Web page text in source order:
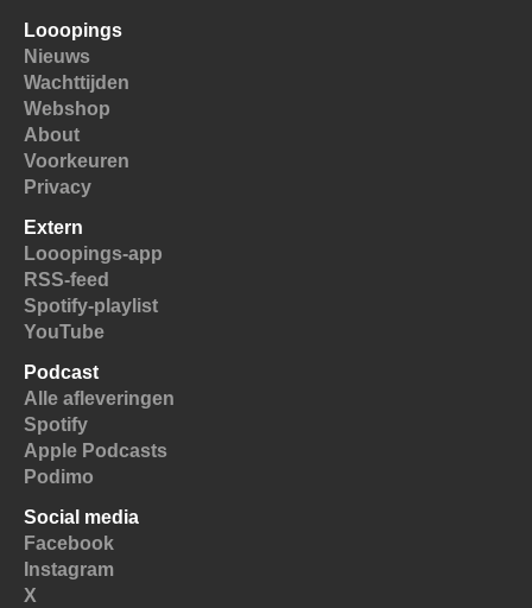
Looopings
Nieuws
Wachttijden
Webshop
About
Voorkeuren
Privacy
Extern
Looopings-app
RSS-feed
Spotify-playlist
YouTube
Podcast
Alle afleveringen
Spotify
Apple Podcasts
Podimo
Social media
Facebook
Instagram
X